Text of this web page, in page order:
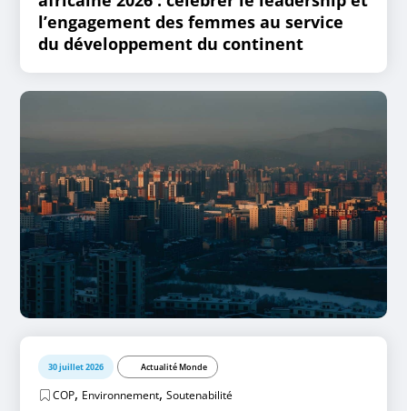
l’engagement des femmes au service
du développement du continent
30 juillet 2026 Actualité Monde
COP, Environnement,Soutenabilité